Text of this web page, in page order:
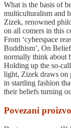
What is the basis of
multiculturalism and
Zizek, renowned
on all comers in this
From ‘cyberspace
Buddhism’, On
normally think about
Holding up the so-
light, Zizek draws on
in startling fashion
their beliefs turning
Povezani